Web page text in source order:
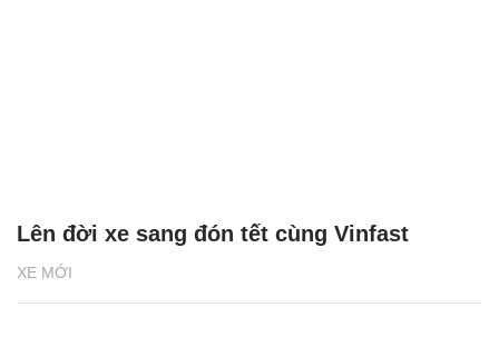
XE MỚI
Lên đời xe sang đón tết cùng Vinfast